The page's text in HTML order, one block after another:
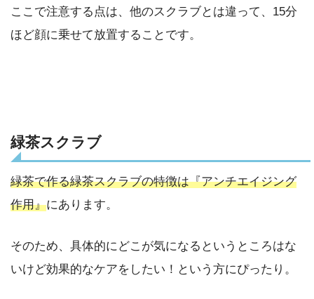
ここで注意する点は、他のスクラブとは違って、15分
ほど顔に乗せて放置することです。
緑茶スクラブ
緑茶で作る緑茶スクラブの特徴は『アンチエイジング
作用』にあります。
そのため、具体的にどこが気になるというところはな
いけど効果的なケアをしたい！という方にぴったり。